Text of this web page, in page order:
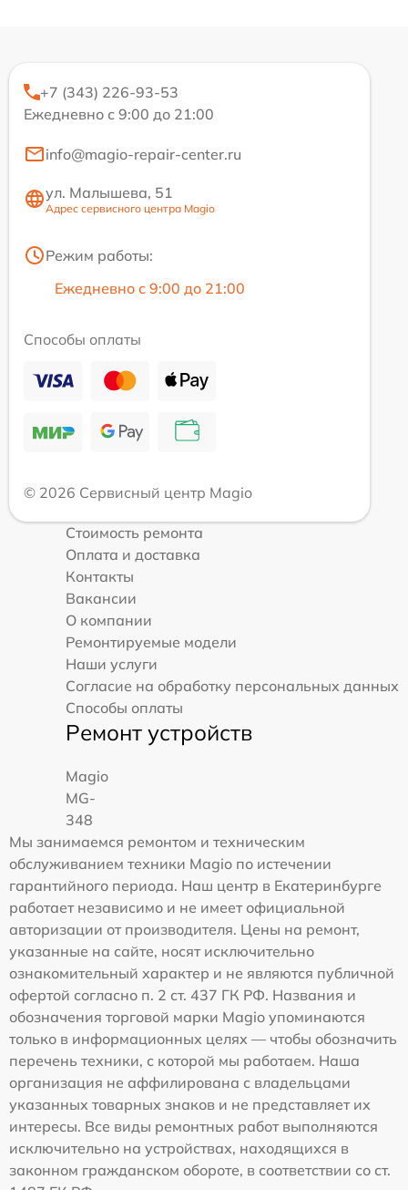
+7 (343) 226-93-53
Ежедневно с 9:00 до 21:00
info@magio-repair-center.ru
ул. Малышева, 51
Адрес сервисного центра Magio
Режим работы:
Ежедневно с 9:00 до 21:00
Способы оплаты
© 2026 Сервисный центр Magio
Стоимость ремонта
Оплата и доставка
Контакты
Вакансии
О компании
Ремонтируемые модели
Наши услуги
Согласие на обработку персональных данных
Способы оплаты
Ремонт устройств
Magio
MG-
348
Мы занимаемся ремонтом и техническим
обслуживанием техники Magio по истечении
гарантийного периода. Наш центр в Екатеринбурге
работает независимо и не имеет официальной
авторизации от производителя. Цены на ремонт,
указанные на сайте, носят исключительно
ознакомительный характер и не являются публичной
офертой согласно п. 2 ст. 437 ГК РФ. Названия и
обозначения торговой марки Magio упоминаются
только в информационных целях — чтобы обозначить
перечень техники, с которой мы работаем. Наша
организация не аффилирована с владельцами
указанных товарных знаков и не представляет их
интересы. Все виды ремонтных работ выполняются
исключительно на устройствах, находящихся в
законном гражданском обороте, в соответствии со ст.